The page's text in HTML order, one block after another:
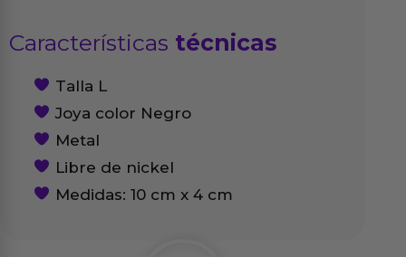
Características técnicas
Talla L
Joya color Negro
Metal
Libre de nickel
Medidas: 10 cm x 4 cm